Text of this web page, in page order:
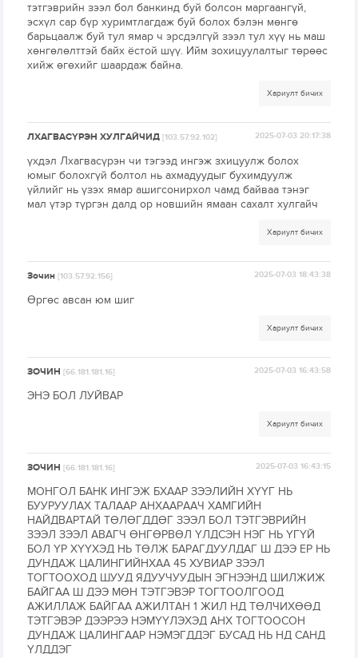
тэтгэврийн зээл бол банкинд буй болсон маргаангүй,
эсхүл сар бүр хуримтлагдаж буй болох бэлэн мөнгө
барьцаалж буй тул ямар ч эрсдэлгүй зээл тул хүү нь маш
хөнгөлөлттэй байх ёстой шүү. Ийм зохицуулалтыг төрөөс
хийж өгөхийг шаардаж байна.
Хариулт бичих
ЛХАГВАСҮРЭН ХУЛГАЙЧИД[103.57.92.102] 2025-07-03 20:17:38
үхдэл Лхагвасүрэн чи тэгээд ингэж зхицуулж болох
юмыг болохгүй болтол нь ахмадуудыг бухимдуулж
үйлийг нь үзэх ямар ашигсонирхол чамд байваа тэнэг
мал үтэр түргэн далд ор новшийн ямаан сахалт хулгайч
Хариулт бичих
Зочин[103.57.92.156] 2025-07-03 18:43:38
Өргөс авсан юм шиг
Хариулт бичих
ЗОЧИН[66.181.181.16] 2025-07-03 16:43:58
ЭНЭ БОЛ ЛУЙВАР
Хариулт бичих
ЗОЧИН[66.181.181.16] 2025-07-03 16:43:15
МОНГОЛ БАНК ИНГЭЖ БХААР ЗЭЭЛИЙН ХҮҮГ НЬ
БУУРУУЛАХ ТАЛААР АНХААРААЧ ХАМГИЙН
НАЙДВАРТАЙ ТӨЛӨГДДӨГ ЗЭЭЛ БОЛ ТЭТГЭВРИЙН
ЗЭЭЛ ЗЭЭЛ АВАГЧ ӨНГӨРВӨЛ ҮЛДСЭН НЭГ НЬ ҮГҮЙ
БОЛ ҮР ХҮҮХЭД НЬ ТӨЛЖ БАРАГДУУЛДАГ Ш ДЭЭ ЕР НЬ
ДУНДАЖ ЦАЛИНГИЙНХАА 45 ХУВИАР ЗЭЭЛ
ТОГТООХОД ШУУД ЯДУУЧУУДЫН ЭГНЭЭНД ШИЛЖИЖ
БАЙГАА Ш ДЭЭ МӨН ТЭТГЭВЭР ТОГТООЛГООД
АЖИЛЛАЖ БАЙГАА АЖИЛТАН 1 ЖИЛ НД ТӨЛЧИХӨӨД
ТЭТГЭВЭР ДЭЭРЭЭ НЭМҮҮЛЭХЭД АНХ ТОГТООСОН
ДУНДАЖ ЦАЛИНГААР НЭМЭГДДЭГ БУСАД НЬ НД САНД
ҮЛДДЭГ